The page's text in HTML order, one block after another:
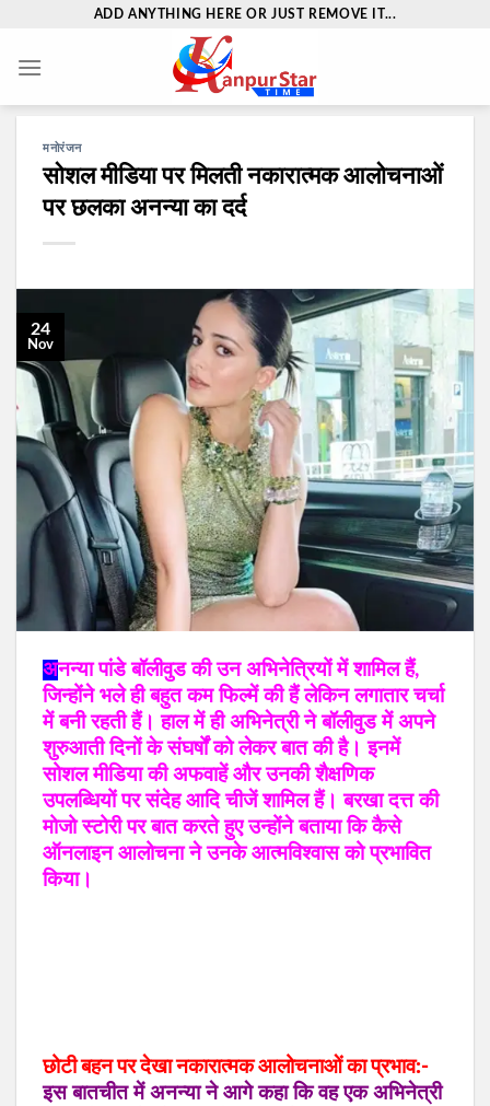
content
ADD ANYTHING HERE OR JUST REMOVE IT...
मनोरंजन
सोशल मीडिया पर मिलती नकारात्मक आलोचनाओं
पर छलका अनन्या का दर्द
24
Nov
अनन्या पांडे बॉलीवुड की उन अभिनेत्रियों में शामिल हैं,
जिन्होंने भले ही बहुत कम फिल्में की हैं लेकिन लगातार चर्चा
में बनी रहती हैं। हाल में ही अभिनेत्री ने बॉलीवुड में अपने
शुरुआती दिनों के संघर्षों को लेकर बात की है। इनमें
सोशल मीडिया की अफवाहें और उनकी शैक्षणिक
उपलब्धियों पर संदेह आदि चीजें शामिल हैं। बरखा दत्त की
मोजो स्टोरी पर बात करते हुए उन्होंने बताया कि कैसे
ऑनलाइन आलोचना ने उनके आत्मविश्वास को प्रभावित
किया।
छोटी बहन पर देखा नकारात्मक आलोचनाओं का प्रभाव:-
इस बातचीत में अनन्या ने आगे कहा कि वह एक अभिनेत्री